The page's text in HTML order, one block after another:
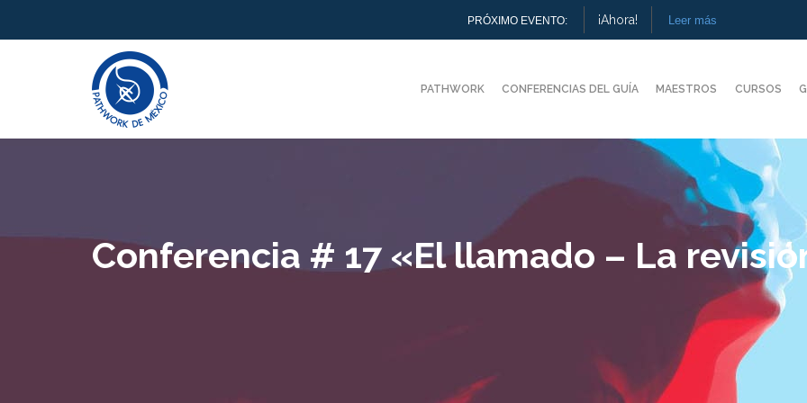
PRÓXIMO EVENTO: ¡Ahora! Leer más
PATHWORK CONFERENCIAS DEL GUÍA MAESTROS CURSOS
Conferencia # 17 «El llamado – La